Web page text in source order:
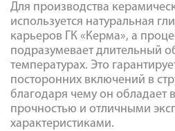
Для производства
используется натуральная
карьеров ГК «Керма», а
подразумевает длительный
температурах. Это
посторонних включений в
благодаря чему он обладает
прочностью и отличными
характеристиками.